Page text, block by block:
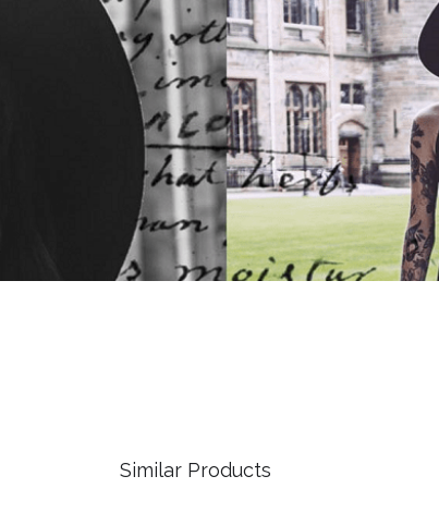
Similar Products